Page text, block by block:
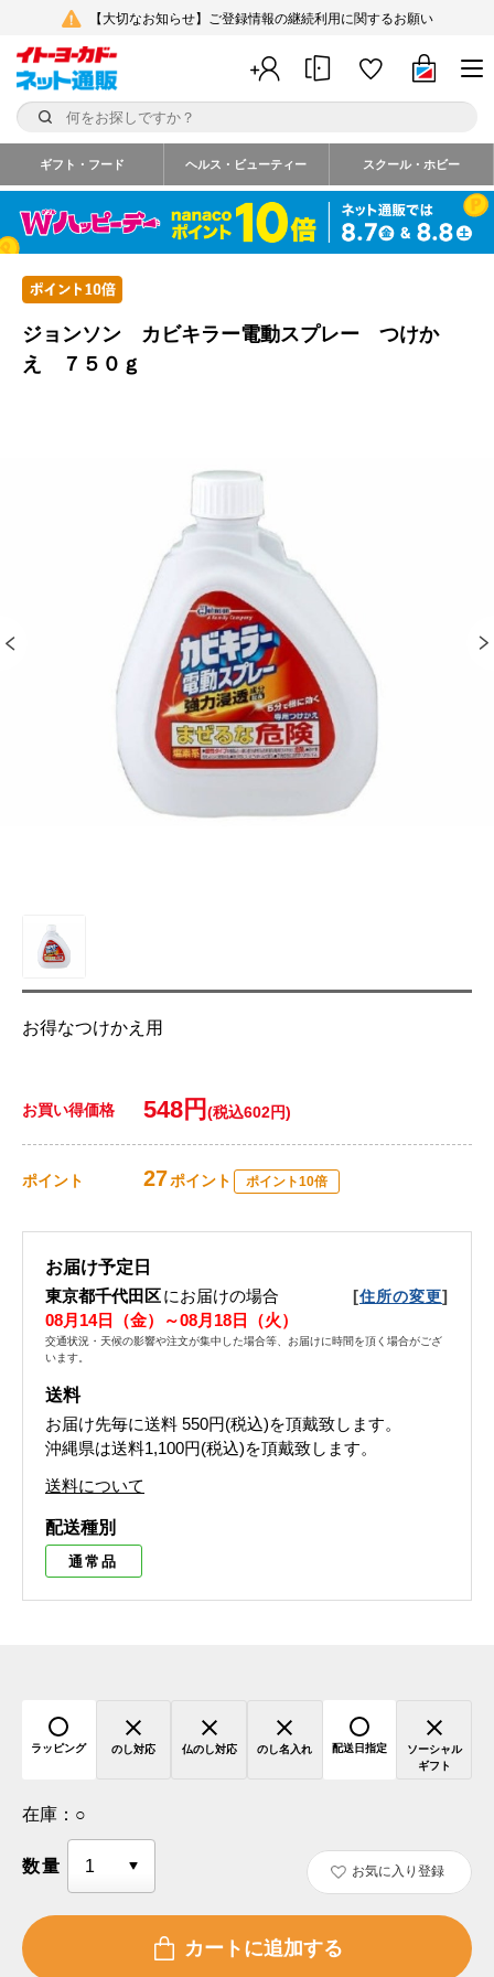
【大切なお知らせ】ご登録情報の継続利用に関するお願い
ギフト・フード ヘルス・ビューティー スクール・ホビー
ジョンソン カビキラー電動スプレー つけか
え ７５０ｇ
お得なつけかえ用
お買い得価格 548円 (税込602円)
ポイント 27ポイント ポイント10倍
お届け予定日
東京都千代田区にお届けの場合 [住所の変更]
08月14日（金）～08月18日（火）
交通状況・天候の影響や注文が集中した場合等、お届けに時間を頂く場合がござ
います。
送料
お届け先毎に送料 550円(税込)を頂戴致します。
沖縄県は送料1,100円(税込)を頂戴致します。
送料について
配送種別
通常品
ラッピング のし対応 仏のし対応 のし名入れ 配送日指定
ソーシャル
ギフト
在庫： ○
数量 お気に入り登録